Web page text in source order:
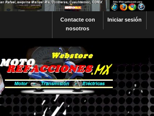
Iniciar sesión
Contacte con
nosotros